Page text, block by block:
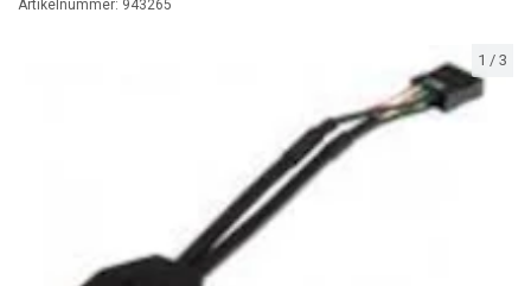
1 / 3
Artikelnummer: 943265